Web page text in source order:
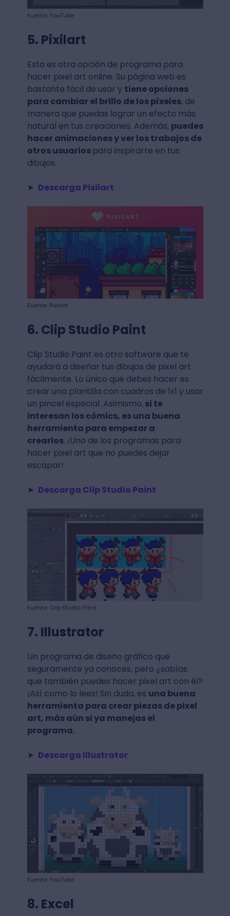
Fuente: YouTube
5. Pixilart
Esta es otra opción de programa para
hacer pixel art online. Su página web es
bastante fácil de usar y tiene opciones
para cambiar el brillo de los píxeles, de
manera que puedas lograr un efecto más
natural en tus creaciones. Además, puedes
hacer animaciones y ver los trabajos de
otros usuarios para inspirarte en tus
dibujos.
➤ Descarga Pixilart
Fuente: Pixilart
6. Clip Studio Paint
Clip Studio Paint es otro software que te
ayudará a diseñar tus dibujos de pixel art
fácilmente. Lo único que debes hacer es
crear una plantilla con cuadros de 1x1 y usar
un pincel especial. Asimismo, si te
interesan los cómics, es una buena
herramienta para empezar a
crearlos. ¡Uno de los programas para
hacer pixel art que no puedes dejar
escapar!
➤ Descarga Clip Studio Paint
Fuente: Clip Studio Paint
7. Illustrator
Un programa de diseño gráfico que
seguramente ya conoces, pero ¿sabías
que también puedes hacer pixel art con él?
¡Así como lo lees! Sin duda, es una buena
herramienta para crear piezas de pixel
art, más aún si ya manejas el
programa.
➤ Descarga Illustrator
Fuente: YouTube
8. Excel